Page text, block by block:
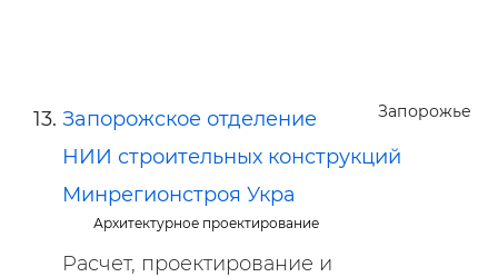
Запорожье
Запорожское отделение
НИИ строительных конструкций
Минрегионстроя Укра
Архитектурное проектирование
Расчет, проектирование и